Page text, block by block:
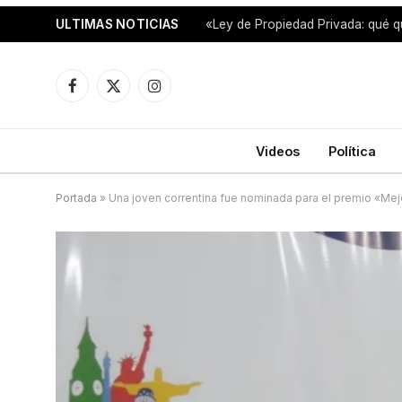
ULTIMAS NOTICIAS «Ley de Propiedad Privada: qué
Facebook
X
Instagram
Videos Política
Portada » Una joven correntina fue nominada para el premio